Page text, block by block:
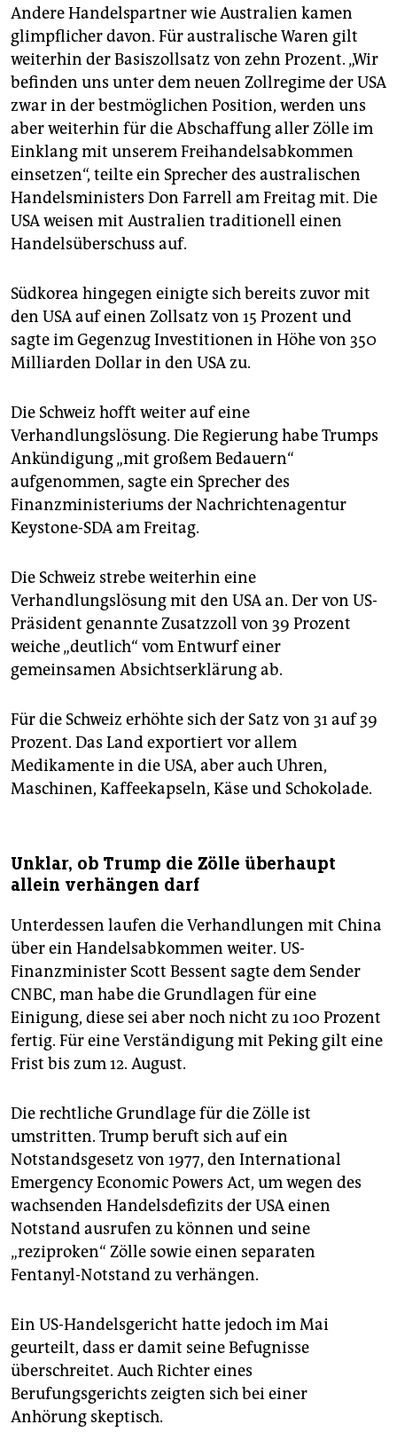
Andere Handelspartner wie Australien kamen
glimpflicher davon. Für australische Waren gilt
weiterhin der Basiszollsatz von zehn Prozent. „Wir
befinden uns unter dem neuen Zollregime der USA
zwar in der bestmöglichen Position, werden uns
aber weiterhin für die Abschaffung aller Zölle im
Einklang mit unserem Freihandelsabkommen
einsetzen“, teilte ein Sprecher des australischen
Handelsministers Don Farrell am Freitag mit. Die
USA weisen mit Australien traditionell einen
Handelsüberschuss auf.
Südkorea hingegen einigte sich bereits zuvor mit
den USA auf einen Zollsatz von 15 Prozent und
sagte im Gegenzug Investitionen in Höhe von 350
Milliarden Dollar in den USA zu.
Die Schweiz hofft weiter auf eine
Verhandlungslösung. Die Regierung habe Trumps
Ankündigung „mit großem Bedauern“
aufgenommen, sagte ein Sprecher des
Finanzministeriums der Nachrichtenagentur
Keystone-SDA am Freitag.
Die Schweiz strebe weiterhin eine
Verhandlungslösung mit den USA an. Der von US-
Präsident genannte Zusatzzoll von 39 Prozent
weiche „deutlich“ vom Entwurf einer
gemeinsamen Absichtserklärung ab.
Für die Schweiz erhöhte sich der Satz von 31 auf 39
Prozent. Das Land exportiert vor allem
Medikamente in die USA, aber auch Uhren,
Maschinen, Kaffeekapseln, Käse und Schokolade.
Unklar, ob Trump die Zölle überhaupt
allein verhängen darf
Unterdessen laufen die Verhandlungen mit China
über ein Handelsabkommen weiter. US-
Finanzminister Scott Bessent sagte dem Sender
CNBC, man habe die Grundlagen für eine
Einigung, diese sei aber noch nicht zu 100 Prozent
fertig. Für eine Verständigung mit Peking gilt eine
Frist bis zum 12. August.
Die rechtliche Grundlage für die Zölle ist
umstritten. Trump beruft sich auf ein
Notstandsgesetz von 1977, den International
Emergency Economic Powers Act, um wegen des
wachsenden Handelsdefizits der USA einen
Notstand ausrufen zu können und seine
„reziproken“ Zölle sowie einen separaten
Fentanyl-Notstand zu verhängen.
Ein US-Handelsgericht hatte jedoch im Mai
geurteilt, dass er damit seine Befugnisse
überschreitet. Auch Richter eines
Berufungsgerichts zeigten sich bei einer
Anhörung skeptisch.